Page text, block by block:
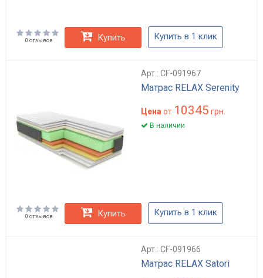
0 отзывов Купить Купить в 1 клик
Арт.: CF-091967
Матрас RELAX Serenity
Цена от 10345 грн.
В наличии
0 отзывов Купить Купить в 1 клик
Арт.: CF-091966
Матрас RELAX Satori